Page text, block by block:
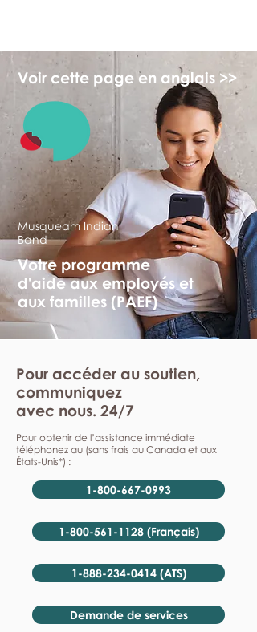
Voir cette page en anglais >>
Musqueam Indian
Band
Votre programme
d'aide aux employés et
aux familles (PAEF)
Pour accéder au soutien,
communiquez
avec nous. 24/7
Pour obtenir de l’assistance immédiate
téléphonez au (sans frais au Canada et aux
États-Unis*) :
1-800-667-0993
1-800-561-1128 (Français)
1-888-234-0414 (ATS)
Demande de services